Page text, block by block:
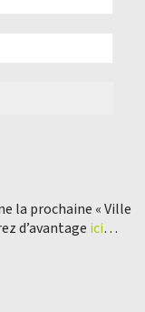
la prochaine « Ville
d’avantage ici…